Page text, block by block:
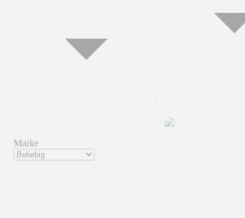
Marke